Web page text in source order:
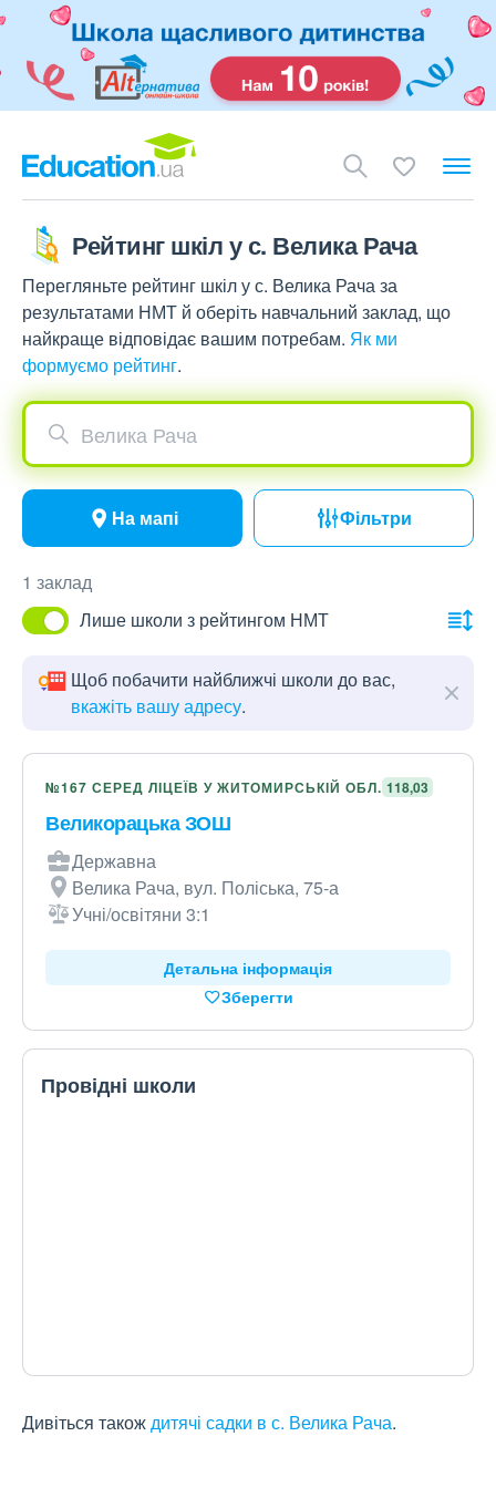
Рейтинг шкіл у с. Велика Рача
Перегляньте рейтинг шкіл у с. Велика Рача за
результатами НМТ й оберіть навчальний заклад, що
найкраще відповідає вашим потребам. Як ми
формуємо рейтинг.
Велика Рача
На мапі Фільтри
1 заклад
Лише школи з рейтингом НМТ
Щоб побачити найближчі школи до вас,
вкажіть вашу адресу.
№167 СЕРЕД ЛІЦЕЇВ У ЖИТОМИРСЬКІЙ ОБЛ. 118,03
Великорацька ЗОШ
Державна
Велика Рача, вул. Поліська, 75-а
Учні/освітяни 3:1
Детальна інформація
Зберегти
Провідні школи
Дивіться такождитячі садки в с. Велика Рача.